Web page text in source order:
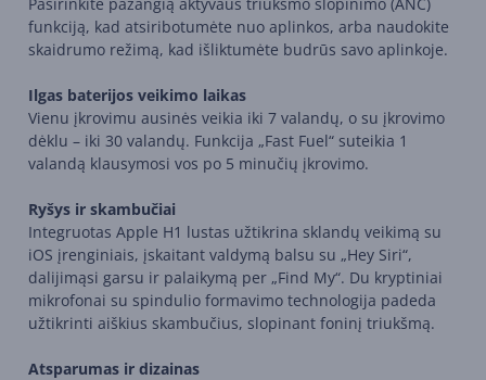
funkciją, kad atsiribotumėte nuo aplinkos, arba naudokite
skaidrumo režimą, kad išliktumėte budrūs savo aplinkoje.
Ilgas baterijos veikimo laikas
Vienu įkrovimu ausinės veikia iki 7 valandų, o su įkrovimo
dėklu – iki 30 valandų. Funkcija „Fast Fuel“ suteikia 1
valandą klausymosi vos po 5 minučių įkrovimo.
Ryšys ir skambučiai
Integruotas Apple H1 lustas užtikrina sklandų veikimą su
iOS įrenginiais, įskaitant valdymą balsu su „Hey Siri“,
dalijimąsi garsu ir palaikymą per „Find My“. Du kryptiniai
mikrofonai su spindulio formavimo technologija padeda
užtikrinti aiškius skambučius, slopinant foninį triukšmą.
Atsparumas ir dizainas